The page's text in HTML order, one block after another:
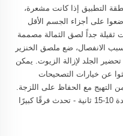
التطبيق إذا كانت مشعرة،
على أجزاء الجسم الأقل
ثقيلة جداً لصق الثمالة مصممة
الانفصال، ضع ملصق الخنزير
الجلد لإزالة الزيوت. يمكن
عن خيارات التصحيحات
التهيج مع الحفاظ على اللزجة.
تقنية التطبيق الصحيحة - الضغط بقوة لمدة 10-15 ثانية - تحدث فرقًا كبيرًا